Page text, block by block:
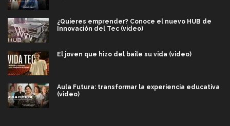
¿Quieres emprender? Conoce el nuevo HUB de
Innovación del Tec (video)
El joven que hizo del baile su vida (video)
Aula Futura: transformar la experiencia educativa
(video)